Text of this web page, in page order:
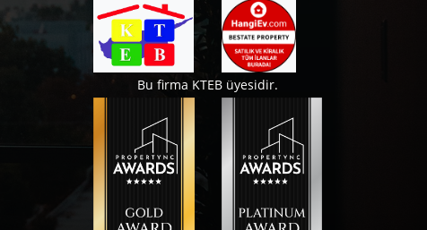
Bu firma KTEB üyesidir.